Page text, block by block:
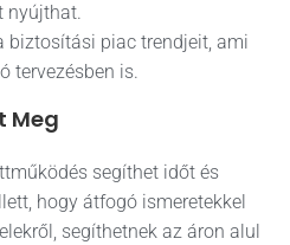
nyújthat.
biztosítási piac trendjeit, ami
tervezésben is.
Meg
segíthet időt és
hogy átfogó ismeretekkel
segíthetnek az áron alul